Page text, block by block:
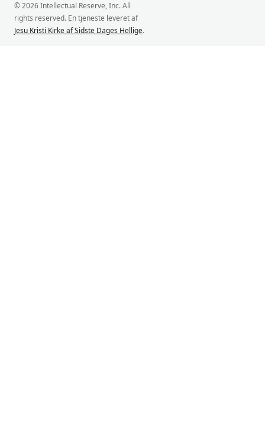
© 2026 Intellectual Reserve, Inc. All
rights reserved. En tjeneste leveret af
Jesu Kristi Kirke af Sidste Dages Hellige.